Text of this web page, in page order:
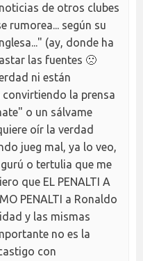
de otros clubes
rumorea... según su
(ay, donde ha
las fuentes 🙁
ni están
la prensa
o un sálvame
oír la verdad
jueg mal, ya lo veo,
o tertulia que me
que EL PENALTI A
PENALTI a Ronaldo
y las mismas
no es la
con